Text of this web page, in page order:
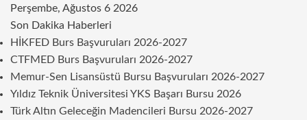
Perşembe, Ağustos 6 2026
Son Dakika Haberleri
HİKFED Burs Başvuruları 2026-2027
CTFMED Burs Başvuruları 2026-2027
Memur-Sen Lisansüstü Bursu Başvuruları 2026-2027
Yıldız Teknik Üniversitesi YKS Başarı Bursu 2026
Türk Altın Geleceğin Madencileri Bursu 2026-2027